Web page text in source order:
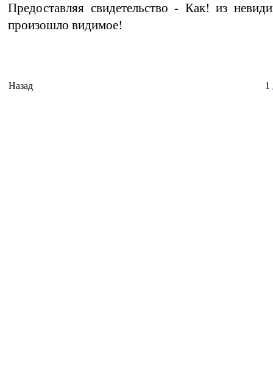
Предоставляя свидетельство - Как! из
произошло видимое!
Назад 1